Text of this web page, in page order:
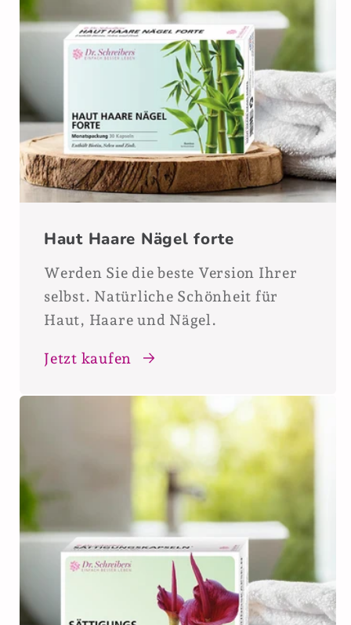
Haut Haare Nägel forte
Werden Sie die beste Version Ihrer
selbst. Natürliche Schönheit für
Haut, Haare und Nägel.
Jetzt kaufen